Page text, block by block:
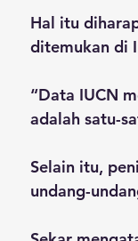
Hal itu
ditemukan di
“Data IUCN
adalah satu-
Selain itu,
undang-